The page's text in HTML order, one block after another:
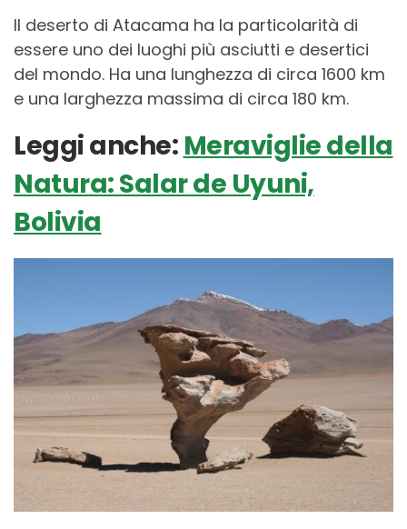
Il deserto di Atacama ha la particolarità di
essere uno dei luoghi più asciutti e desertici
del mondo. Ha una lunghezza di circa 1600 km
e una larghezza massima di circa 180 km.
Leggi anche: Meraviglie della
Natura: Salar de Uyuni,
Bolivia